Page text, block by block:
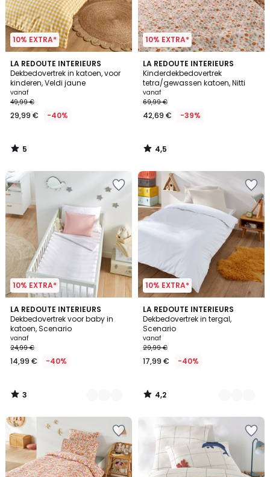
10% EXTRA*
LA REDOUTE INTERIEURS
Dekbedovertrek in katoen, voor
kinderen, Veldi jaune
vanaf
49,99 €
29,99 € -40%
5
/
5
5
/
10% EXTRA*
LA REDOUTE INTERIEURS
Kinderdekbedovertrek
tetra/gewassen katoen, Nitti
vanaf
69,99 €
42,69 € -39%
4,5
/ 5
4,5
/
10% EXTRA*
LA REDOUTE INTERIEURS
Dekbedovertrek voor baby in
katoen, Scenario
vanaf
24,99 €
14,99 € -40%
3
/
5
5
Kleuren
3
/
10% EXTRA*
LA REDOUTE INTERIEURS
Dekbedovertrek in tergal,
Scenario
vanaf
29,99 €
17,99 € -40%
4,2
/ 5
15
Kleuren
4,2
/